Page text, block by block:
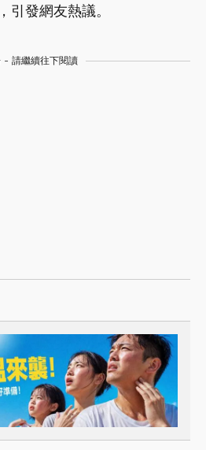
引發網友熱議。
- 請繼續往下閱讀